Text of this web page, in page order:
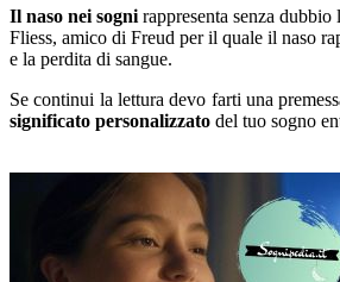
Il naso nei sogni rappresenta senza
Fliess, amico di Freud per il quale il naso
e la perdita di sangue.
Se continui la lettura devo farti una
significato personalizzato del tuo sogno